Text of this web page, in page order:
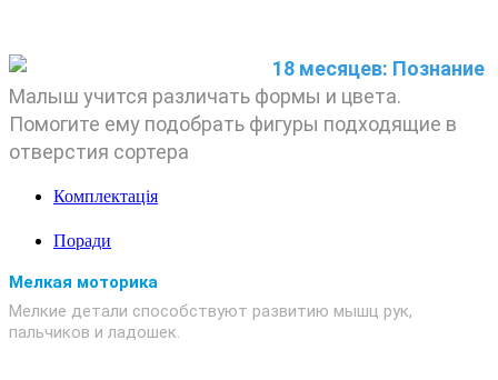
18 месяцев: Познание
Малыш учится различать формы и цвета.
Помогите ему подобрать фигуры подходящие в
отверстия сортера
Комплектація
Поради
Мелкая моторика
Мелкие детали способствуют развитию мышц рук,
пальчиков и ладошек.